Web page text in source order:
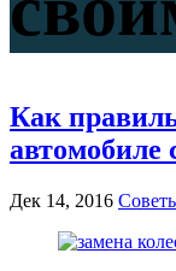
Как
автомобиле
Дек 14, 2016